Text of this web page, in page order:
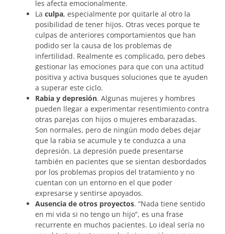
les afecta emocionalmente.
La culpa, especialmente por quitarle al otro la
posibilidad de tener hijos. Otras veces porque te
culpas de anteriores comportamientos que han
podido ser la causa de los problemas de
infertilidad. Realmente es complicado, pero debes
gestionar las emociones para que con una actitud
positiva y activa busques soluciones que te ayuden
a superar este ciclo.
Rabia y depresión. Algunas mujeres y hombres
pueden llegar a experimentar resentimiento contra
otras parejas con hijos o mujeres embarazadas.
Son normales, pero de ningún modo debes dejar
que la rabia se acumule y te conduzca a una
depresión. La depresión puede presentarse
también en pacientes que se sientan desbordados
por los problemas propios del tratamiento y no
cuentan con un entorno en el que poder
expresarse y sentirse apoyados.
Ausencia de otros proyectos. “Nada tiene sentido
en mi vida si no tengo un hijo”, es una frase
recurrente en muchos pacientes. Lo ideal sería no